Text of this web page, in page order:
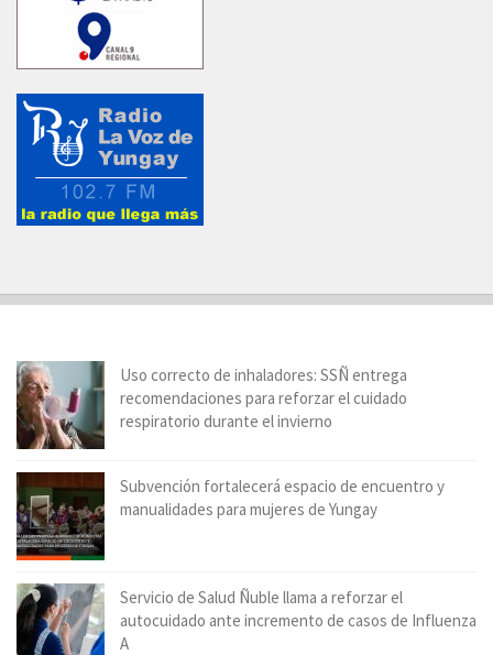
Uso correcto de inhaladores: SSÑ entrega
recomendaciones para reforzar el cuidado
respiratorio durante el invierno
Subvención fortalecerá espacio de encuentro y
manualidades para mujeres de Yungay
Servicio de Salud Ñuble llama a reforzar el
autocuidado ante incremento de casos de Influenza
A